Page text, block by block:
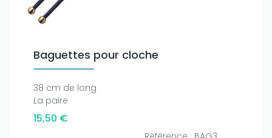
Baguettes pour cloche
38 cm de long
La paire
15,50 €